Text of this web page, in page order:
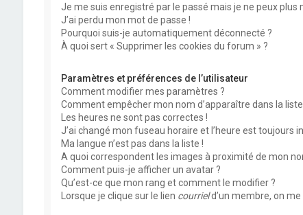
Je me suis enregistré par le passé mais je ne peux plus
J’ai perdu mon mot de passe !
Pourquoi suis-je automatiquement déconnecté ?
À quoi sert « Supprimer les cookies du forum » ?
Paramètres et préférences de l’utilisateur
Comment modifier mes paramètres ?
Comment empêcher mon nom d’apparaître dans la
Les heures ne sont pas correctes !
J’ai changé mon fuseau horaire et l’heure est toujours
Ma langue n’est pas dans la liste !
A quoi correspondent les images à proximité de mon
Comment puis-je afficher un avatar ?
Qu’est-ce que mon rang et comment le modifier ?
Lorsque je clique sur le lien courrield’un membre, on